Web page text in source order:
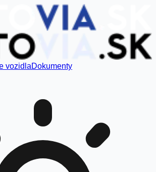
vozidlaDokumenty